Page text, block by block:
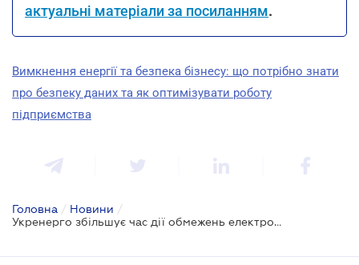
актуальні матеріали за посиланням.
Вимкнення енергії та безпека бізнесу: що потрібно знати
про безпеку даних та як оптимізувати роботу
підприємства
Головна / Новини /
Укренерго збільшує час дії обмежень електропостачання для промисловості